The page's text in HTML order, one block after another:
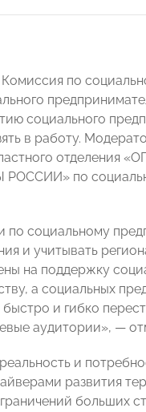
по
социального
в работу.
отделения
по
социальному
и учитывать
на поддержку
а социальных
и гибко
аудитории», —
и
развития
больших